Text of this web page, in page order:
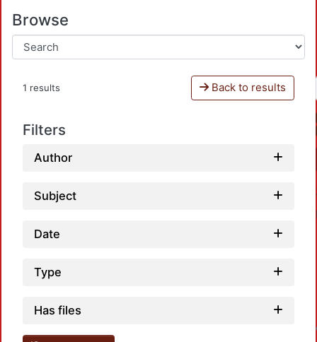
Browse
1 results Back to results
Filters
Author
Subject
Date
Type
Has files